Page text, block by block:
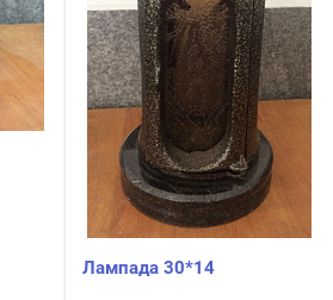
Лампада 30*14